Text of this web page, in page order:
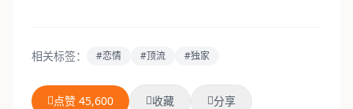
相关标签： #恋情 #顶流 #独家
点赞 45,600 收藏 分享